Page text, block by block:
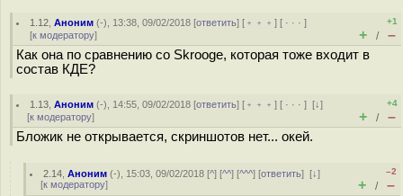
1.12 ,Аноним (-), 13:38, 09/02/2018 [ответить] [ ﹢﹢﹢] [ · · ·]
[к модератору]
+1
+ / –
Как она по сравнению со Skrooge, которая тоже входит в
состав КДЕ?
1.13 ,Аноним (-), 14:55, 09/02/2018 [ответить] [ ﹢﹢﹢] [ · · ·][↓]
[к модератору]
+4
+ / –
Бложик не открывается, скриншотов нет... окей.
2.14 ,Аноним (-), 15:03, 09/02/2018 [^] [^^] [^^^] [ответить][↓]
[к модератору]
–2
+ / –